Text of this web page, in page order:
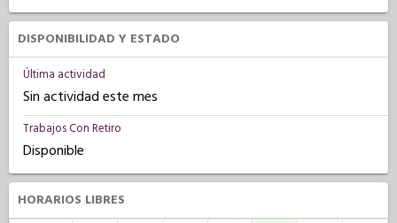
DISPONIBILIDAD Y ESTADO
Última actividad
Sin actividad este mes
Trabajos Con Retiro
Disponible
HORARIOS LIBRES